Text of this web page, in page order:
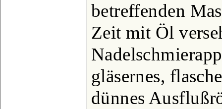
betreffenden
Zeit mit Öl
gläsernes,
dünnes